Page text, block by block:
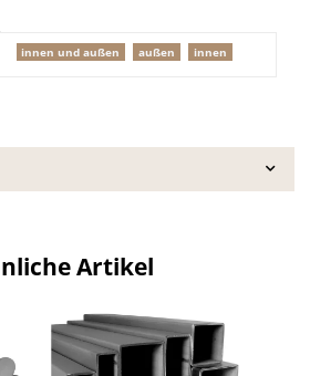
innen und außen außen innen
Artikel